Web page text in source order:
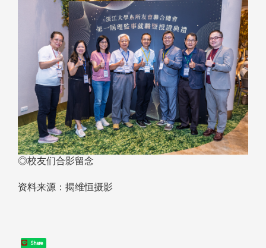
◎校友们合影留念
资料来源：揭维恒摄影
Share